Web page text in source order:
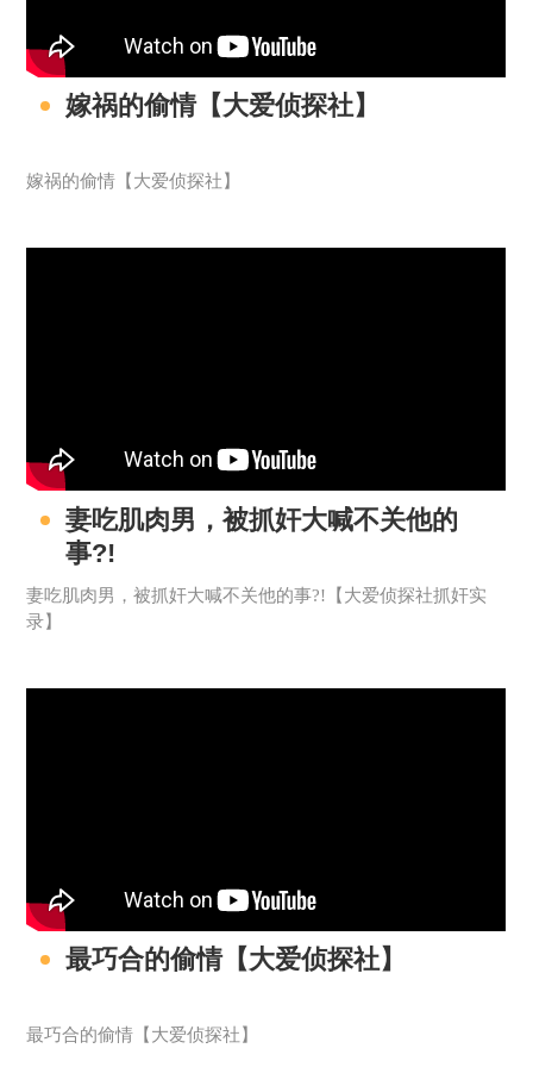
嫁祸的偷情【大爱侦探社】
嫁祸的偷情【大爱侦探社】
妻吃肌肉男，被抓奸大喊不关他的
事?!
妻吃肌肉男，被抓奸大喊不关他的事?!【大爱侦探社抓奸实
录】
最巧合的偷情【大爱侦探社】
最巧合的偷情【大爱侦探社】